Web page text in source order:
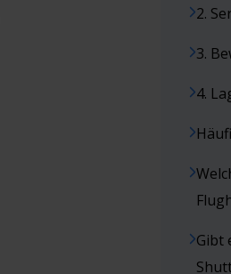
2.
3.
4.
Gibt